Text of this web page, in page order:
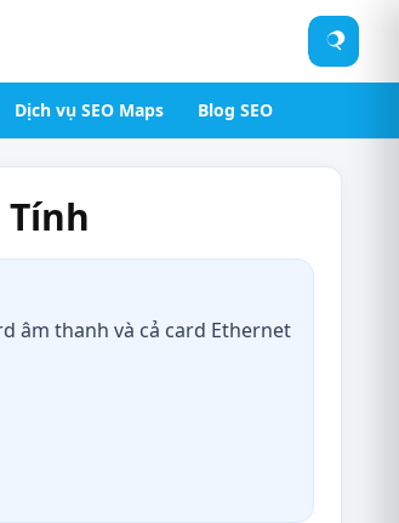
Tìm
kiếm
Dịch vụ SEO Maps Blog SEO
Tính
âm thanh và cả card Ethernet